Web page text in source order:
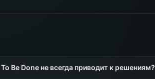
Be Done не всегда приводит к решениям?